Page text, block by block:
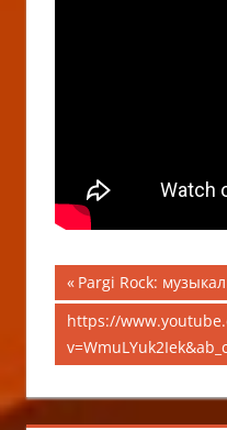
по
записям
Предыдущая
запись;
Pargi Rock:
Следующая
запись:
https://